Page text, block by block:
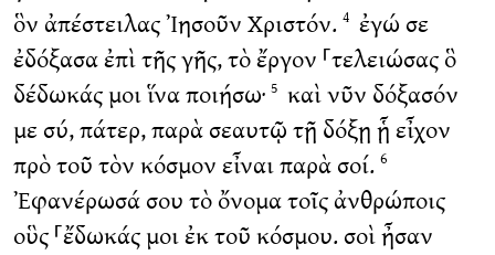
ὃν ἀπέστειλας Ἰησοῦν Χριστόν. 4 ἐγώ σε
ἐδόξασα ἐπὶ τῆς γῆς, τὸ ἔργον ⸀τελειώσας ὃ
δέδωκάς μοι ἵνα ποιήσω· 5 καὶ νῦν δόξασόν
με σύ, πάτερ, παρὰ σεαυτῷ τῇ δόξῃ ᾗ εἶχον
πρὸ τοῦ τὸν κόσμον εἶναι παρὰ σοί. 6
Ἐφανέρωσά σου τὸ ὄνομα τοῖς ἀνθρώποις
οὓς ⸀ἔδωκάς μοι ἐκ τοῦ κόσμου. σοὶ ἦσαν